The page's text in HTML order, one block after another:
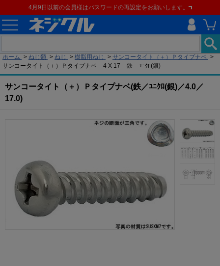
4月9日以前の会員様はパスワードの再設定をお願いします。
ホーム > ねじ類 > ねじ > 樹脂用ねじ > サンコータイト（＋）Ｐタイプナベ >
サンコータイト（＋）Ｐタイプナベ – 4 X 17 – 鉄 – ﾕﾆｸﾛ(銀)
サンコータイト（＋）Ｐタイプナベ(鉄／ﾕﾆｸﾛ(銀)／4.0／
17.0)